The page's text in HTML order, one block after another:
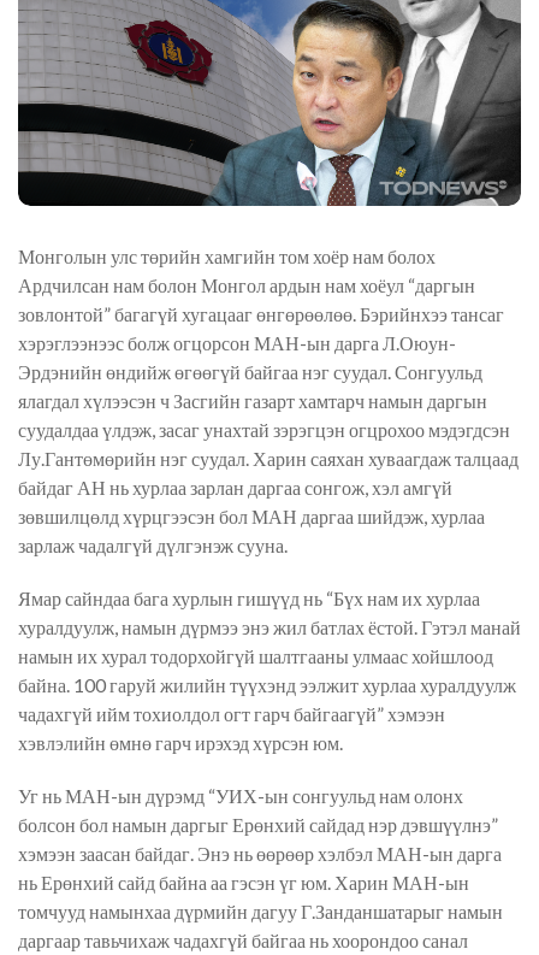
Монголын улс төрийн хамгийн том хоёр нам болох
Ардчилсан нам болон Монгол ардын нам хоёул “даргын
зовлонтой” багагүй хугацааг өнгөрөөлөө. Бэрийнхээ тансаг
хэрэглээнээс болж огцорсон МАН-ын дарга Л.Оюун-
Эрдэнийн өндийж өгөөгүй байгаа нэг суудал. Сонгуульд
ялагдал хүлээсэн ч Засгийн газарт хамтарч намын даргын
суудалдаа үлдэж, засаг унахтай зэрэгцэн огцрохоо мэдэгдсэн
Лу.Гантөмөрийн нэг суудал. Харин саяхан хуваагдаж талцаад
байдаг АН нь хурлаа зарлан даргаа сонгож, хэл амгүй
зөвшилцөлд хүрцгээсэн бол МАН даргаа шийдэж, хурлаа
зарлаж чадалгүй дүлгэнэж сууна.
Ямар сайндаа бага хурлын гишүүд нь “Бүх нам их хурлаа
хуралдуулж, намын дүрмээ энэ жил батлах ёстой. Гэтэл манай
намын их хурал тодорхойгүй шалтгааны улмаас хойшлоод
байна. 100 гаруй жилийн түүхэнд ээлжит хурлаа хуралдуулж
чадахгүй ийм тохиолдол огт гарч байгаагүй” хэмээн
хэвлэлийн өмнө гарч ирэхэд хүрсэн юм.
Уг нь МАН-ын дүрэмд “УИХ-ын сонгуульд нам олонх
болсон бол намын даргыг Ерөнхий сайдад нэр дэвшүүлнэ”
хэмээн заасан байдаг. Энэ нь өөрөөр хэлбэл МАН-ын дарга
нь Ерөнхий сайд байна аа гэсэн үг юм. Харин МАН-ын
томчууд намынхаа дүрмийн дагуу Г.Занданшатарыг намын
даргаар тавьчихаж чадахгүй байгаа нь хоорондоо санал